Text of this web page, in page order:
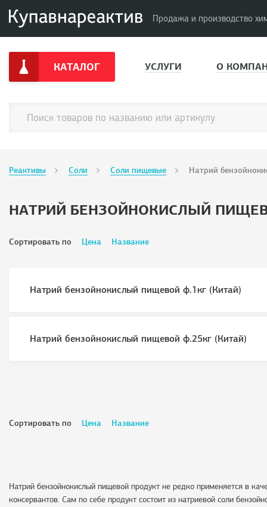
Продажа и производство
КАТАЛОГ УСЛУГИ О
Реактивы Соли Соли пищевые Натрий
НАТРИЙ БЕНЗОЙНОКИСЛЫЙ
Сортировать по Цена Название
Натрий бензойнокислый пищевой ф.1кг (Китай)
Натрий бензойнокислый пищевой ф.25кг (Китай)
Сортировать по Цена Название
Натрий бензойнокислый пищевой продукт не редко применяется в
консервантов. Сам по себе продукт состоит из натриевой соли